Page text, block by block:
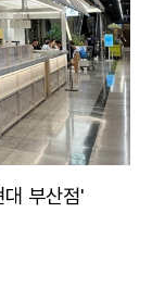
부산점'